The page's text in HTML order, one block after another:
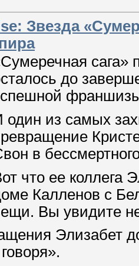
Звезда
сага»
до
один из самых
в
что ее коллега
Калленов с
Вы увидите
Элизабет